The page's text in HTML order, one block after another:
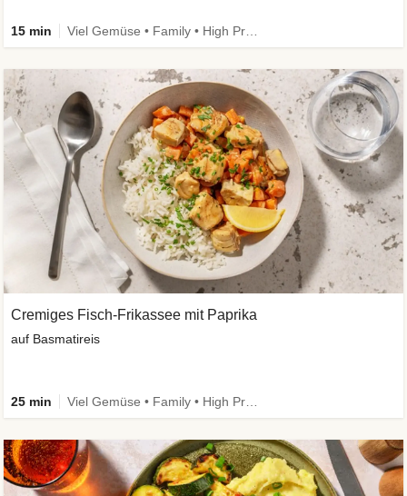
Cremiges Fisch-Frikassee mit Paprika
auf Basmatireis
25 min
15 min